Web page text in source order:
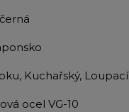
Kuchařský, Loupací
ocel VG-10